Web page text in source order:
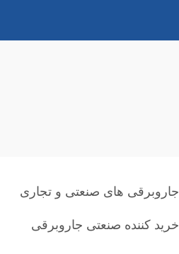
جاروبرقی های صنعتی و تجاری
خرید کننده صنعتی جاروبرقی